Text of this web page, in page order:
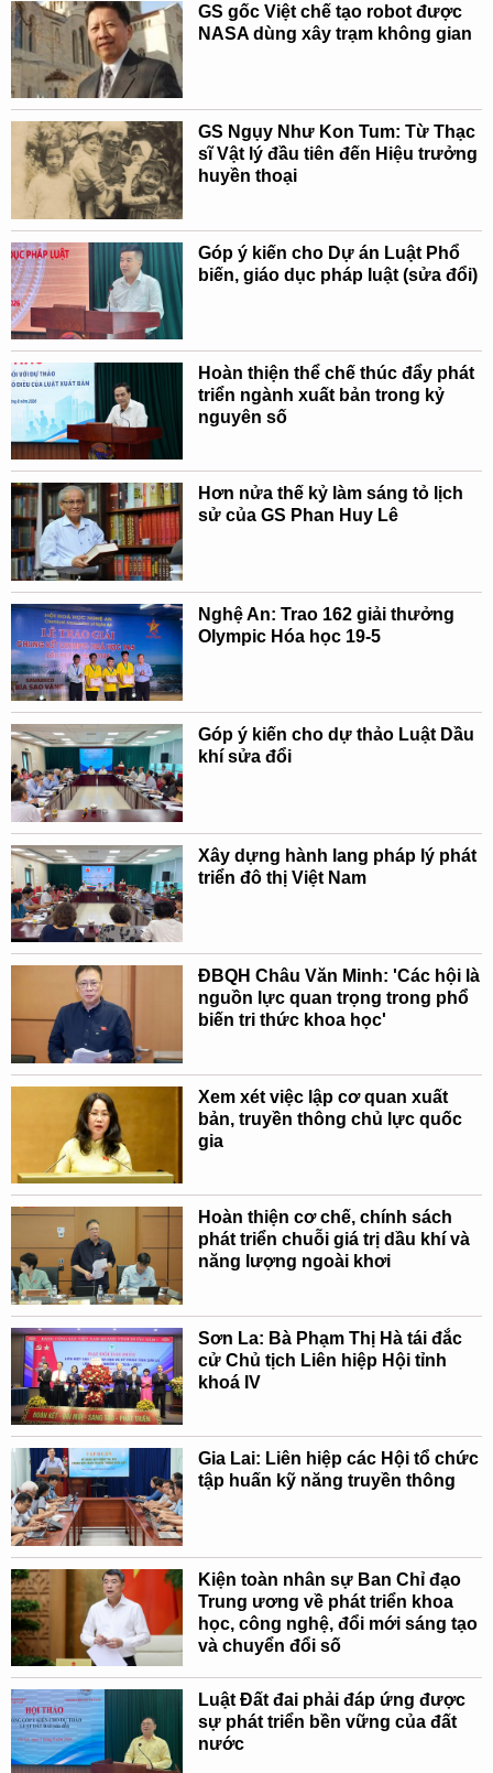
GS gốc Việt chế tạo robot được
NASA dùng xây trạm không gian
GS Ngụy Như Kon Tum: Từ Thạc
sĩ Vật lý đầu tiên đến Hiệu trưởng
huyền thoại
Góp ý kiến cho Dự án Luật Phổ
biến, giáo dục pháp luật (sửa đổi)
Hoàn thiện thể chế thúc đẩy phát
triển ngành xuất bản trong kỷ
nguyên số
Hơn nửa thế kỷ làm sáng tỏ lịch
sử của GS Phan Huy Lê
Nghệ An: Trao 162 giải thưởng
Olympic Hóa học 19-5
Góp ý kiến cho dự thảo Luật Dầu
khí sửa đổi
Xây dựng hành lang pháp lý phát
triển đô thị Việt Nam
ĐBQH Châu Văn Minh: 'Các hội là
nguồn lực quan trọng trong phổ
biến tri thức khoa học'
Xem xét việc lập cơ quan xuất
bản, truyền thông chủ lực quốc
gia
Hoàn thiện cơ chế, chính sách
phát triển chuỗi giá trị dầu khí và
năng lượng ngoài khơi
Sơn La: Bà Phạm Thị Hà tái đắc
cử Chủ tịch Liên hiệp Hội tỉnh
khoá IV
Gia Lai: Liên hiệp các Hội tổ chức
tập huấn kỹ năng truyền thông
Kiện toàn nhân sự Ban Chỉ đạo
Trung ương về phát triển khoa
học, công nghệ, đổi mới sáng tạo
và chuyển đổi số
Luật Đất đai phải đáp ứng được
sự phát triển bền vững của đất
nước